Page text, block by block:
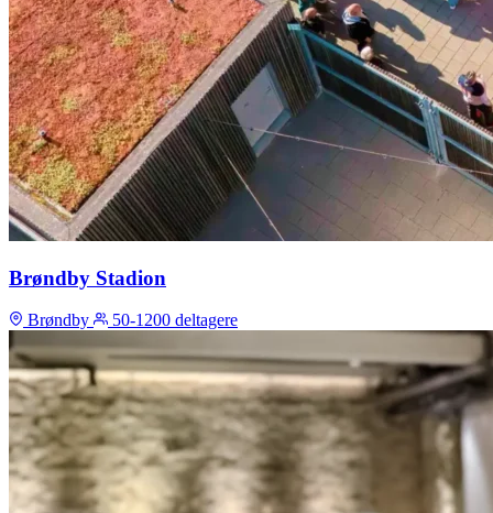
Brøndby Stadion
Brøndby 50-1200 deltagere